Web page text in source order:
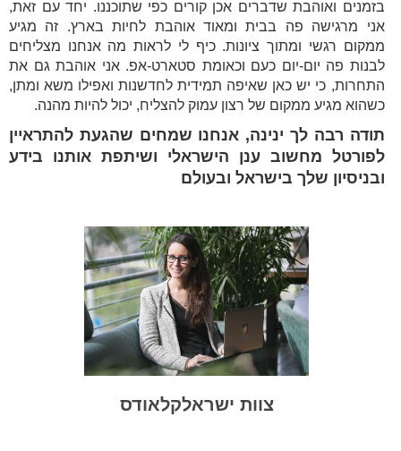
בזמנים ואוהבת שדברים אכן קורים כפי שתוכננו. יחד עם זאת,
אני מרגישה פה בבית ומאוד אוהבת לחיות בארץ. זה מגיע
ממקום רגשי ומתוך ציונות. כיף לי לראות מה אנחנו מצליחים
לבנות פה יום-יום כעם וכאומת סטארט-אפ. אני אוהבת גם את
התחרות, כי יש כאן שאיפה תמידית לחדשנות ואפילו משא ומתן,
כשהוא מגיע ממקום של רצון עמוק להצליח, יכול להיות מהנה.
תודה רבה לך ינינה, אנחנו שמחים שהגעת להתראיין
לפורטל מחשוב ענן הישראלי ושיתפת אותנו בידע
ובניסיון שלך בישראל ובעולם
צוות ישראלקלאודס